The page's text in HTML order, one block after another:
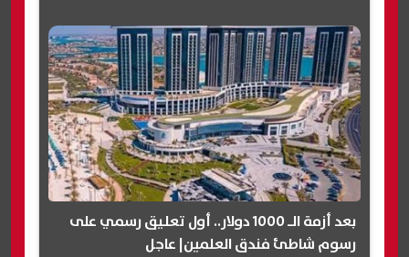
بعد أزمة الـ 1000 دولار.. أول تعليق رسمي على
رسوم شاطئ فندق العلمين| عاجل